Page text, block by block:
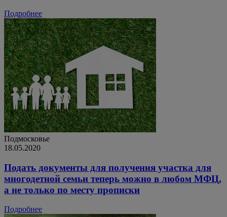
Подробнее
Подмосковье
18.05.2020
Подать документы для получения участка для
многодетной семьи теперь можно в любом МФЦ,
а не только по месту прописки
Подробнее